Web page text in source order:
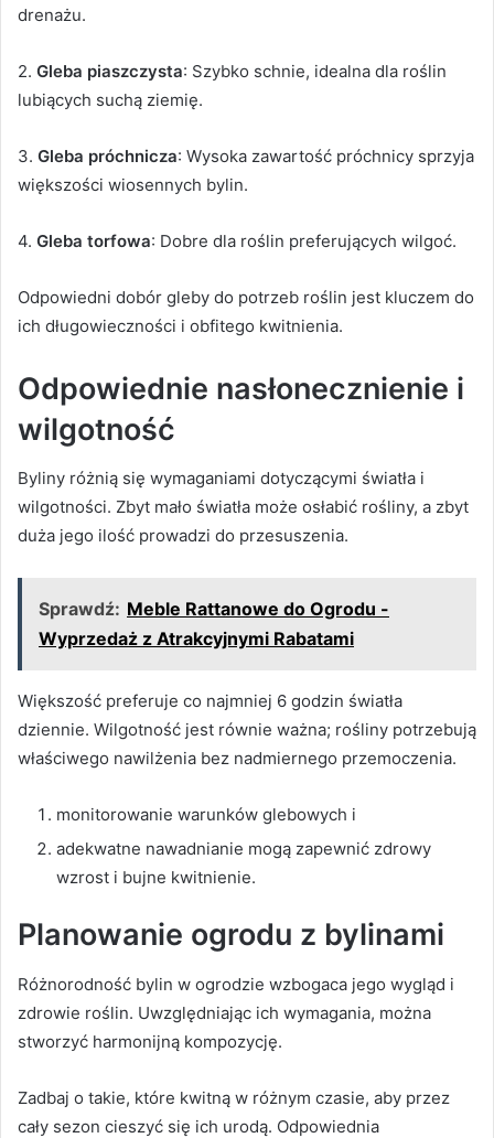
drenażu.
2. Gleba piaszczysta: Szybko schnie, idealna dla roślin
lubiących suchą ziemię.
3. Gleba próchnicza: Wysoka zawartość próchnicy sprzyja
większości wiosennych bylin.
4. Gleba torfowa: Dobre dla roślin preferujących wilgoć.
Odpowiedni dobór gleby do potrzeb roślin jest kluczem do
ich długowieczności i obfitego kwitnienia.
Odpowiednie nasłonecznienie i
wilgotność
Byliny różnią się wymaganiami dotyczącymi światła i
wilgotności. Zbyt mało światła może osłabić rośliny, a zbyt
duża jego ilość prowadzi do przesuszenia.
Sprawdź: Meble Rattanowe do Ogrodu -
Wyprzedaż z Atrakcyjnymi Rabatami
Większość preferuje co najmniej 6 godzin światła
dziennie. Wilgotność jest równie ważna; rośliny potrzebują
właściwego nawilżenia bez nadmiernego przemoczenia.
monitorowanie warunków glebowych i
adekwatne nawadnianie mogą zapewnić zdrowy
wzrost i bujne kwitnienie.
Planowanie ogrodu z bylinami
Różnorodność bylin w ogrodzie wzbogaca jego wygląd i
zdrowie roślin. Uwzględniając ich wymagania, można
stworzyć harmonijną kompozycję.
Zadbaj o takie, które kwitną w różnym czasie, aby przez
cały sezon cieszyć się ich urodą. Odpowiednia